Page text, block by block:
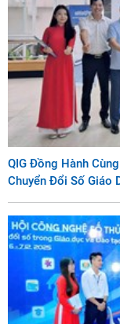
QIG Đồng Hành
Chuyển Đổi Số Giáo